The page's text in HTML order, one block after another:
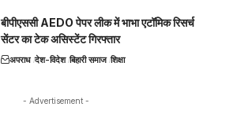
बीपीएससी AEDO पेपर लीक में भाभा एटॉमिक रिसर्च
सेंटर का टेक असिस्टेंट गिरफ्तार
अपराध देश-विदेश बिहारी समाज शिक्षा
- Advertisement -